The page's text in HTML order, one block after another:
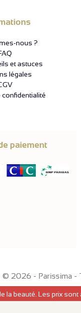
nous ?
et astuces
légales
confidentialité
paiement
© 2026 - Parissima -
la beauté. Les prix